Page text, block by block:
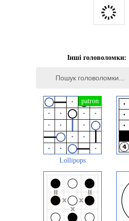
Інші головоломки:
Lollipops